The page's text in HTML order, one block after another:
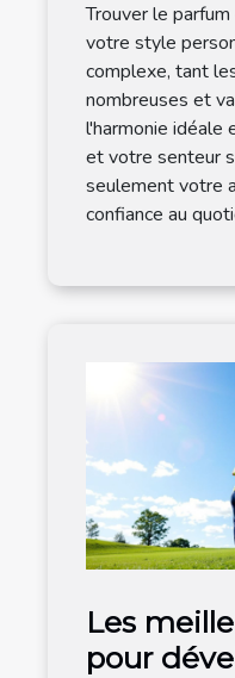
Trouver le
votre style
complexe, tant
nombreuses et
l'harmonie idéale
et votre senteur
seulement votre
confiance au
Les
pour